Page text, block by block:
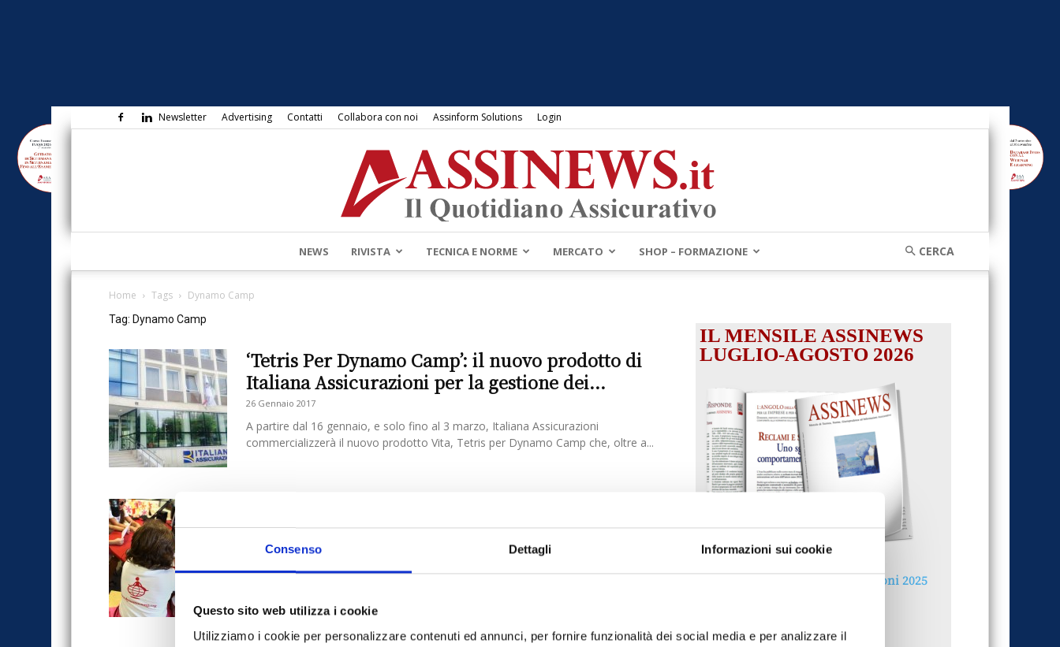
Consenso Dettagli Informazioni sui cookie
Questo sito web utilizza i cookie
Utilizziamo i cookie per personalizzare contenuti ed annunci, per fornire funzionalità dei social media e per analizzare il
Newsletter Advertising Contatti Collabora con noi Assinform Solutions Login
Assinews.it
NEWS RIVISTA TECNICA E NORME MERCATO SHOP – FORMAZIONE
Home Tags Dynamo Camp
Tag: Dynamo Camp
‘Tetris Per Dynamo Camp’: il nuovo prodotto di
Italiana Assicurazioni per la gestione dei...
26 Gennaio 2017
A partire dal 16 gennaio, e solo fino al 3 marzo, Italiana Assicurazioni
commercializzerà il nuovo prodotto Vita, Tetris per Dynamo Camp che, oltre a...
bambini
8 Febbraio 2016
Far vivere a bambini e ragazzi affetti da gravi patologie esperienze
Questo...
IL MENSILE ASSINEWS
LUGLIO-AGOSTO 2026
Reclami e sanzioni 2025